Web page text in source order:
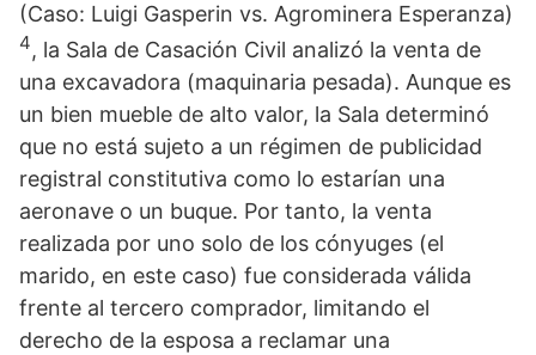
(Caso: Luigi Gasperin vs. Agrominera Esperanza)
4, la Sala de Casación Civil analizó la venta de
una excavadora (maquinaria pesada). Aunque es
un bien mueble de alto valor, la Sala determinó
que no está sujeto a un régimen de publicidad
registral constitutiva como lo estarían una
aeronave o un buque. Por tanto, la venta
realizada por uno solo de los cónyuges (el
marido, en este caso) fue considerada válida
frente al tercero comprador, limitando el
derecho de la esposa a reclamar una